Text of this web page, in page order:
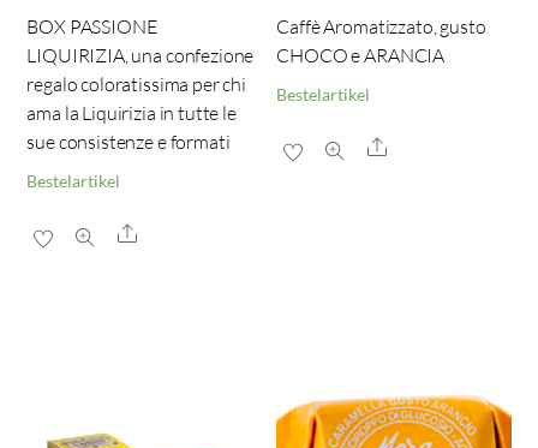
BOX PASSIONE
LIQUIRIZIA, una confezione
regalo coloratissima per chi
ama la Liquirizia in tutte le
sue consistenze e formati
Bestelartikel
Share
Caffè Aromatizzato, gusto
CHOCO e ARANCIA
Bestelartikel
Share